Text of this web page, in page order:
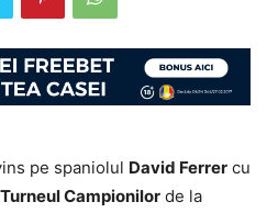
pe spaniolul David Ferrer cu
Turneul Campionilor de la